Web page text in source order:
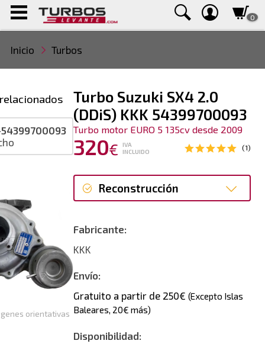
0
Inicio Turbos
Turbo Suzuki SX4 2.0
(DDiS) KKK 54399700093
Turbo motor EURO 5 135cv desde 2009
320€
IVA
INCLUIDO
(1)
Reconstrucción
Fabricante:
KKK
Envío:
Gratuito a partir de 250€ (Excepto Islas
Baleares, 20€ más)
Disponibilidad:
orientativas
54399700093